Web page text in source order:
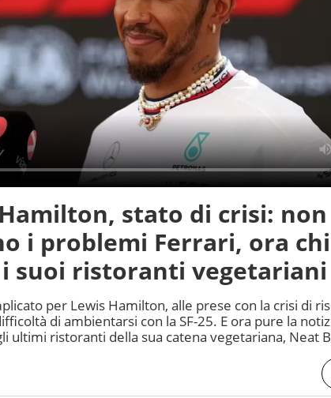
stato di crisi: non
i problemi Ferrari, ora
suoi ristoranti vegetariani
per Lewis Hamilton, alle prese con la crisi di
di ambientarsi con la SF-25. E ora pure la
ultimi ristoranti della sua catena vegetariana, Neat